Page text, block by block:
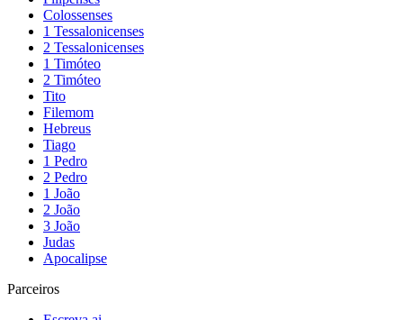
Colossenses
1 Tessalonicenses
2 Tessalonicenses
1 Timóteo
2 Timóteo
Tito
Filemom
Hebreus
Tiago
1 Pedro
2 Pedro
1 João
2 João
3 João
Judas
Apocalipse
Parceiros